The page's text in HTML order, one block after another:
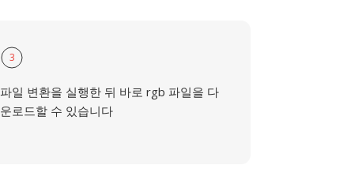
3
파일 변환을 실행한 뒤 바로 rgb 파일을 다
운로드할 수 있습니다